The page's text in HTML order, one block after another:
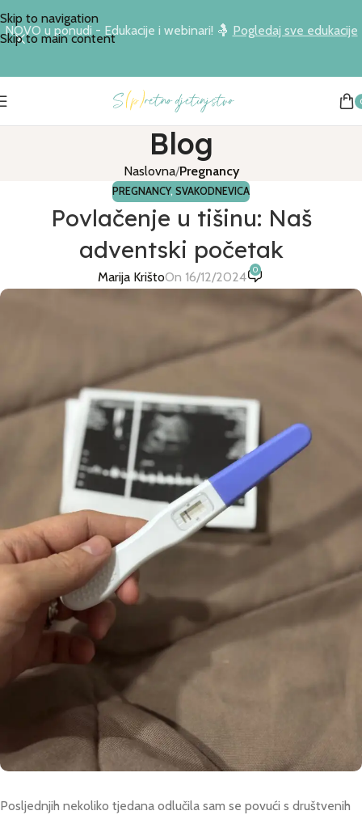
Skip to navigation
Skip to main content
NOVO u ponudi - Edukacije i webinari! 🤱 Pogledaj sve edukacije
Blog
Naslovna/Pregnancy
PREGNANCY, SVAKODNEVICA
Povlačenje u tišinu: Naš
adventski početak
Marija KrištoOn 16/12/2024 0
Posljednjih nekoliko tjedana odlučila sam se povući s društvenih